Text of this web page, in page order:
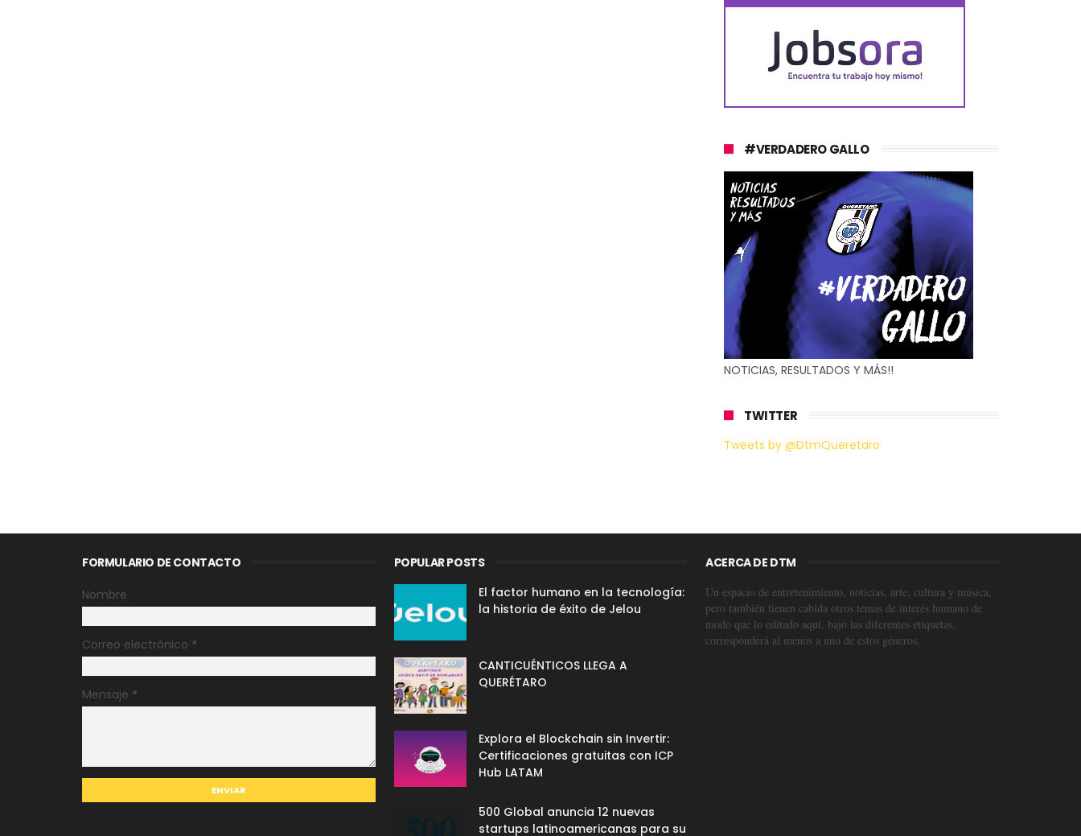
#VERDADERO GALLO
NOTICIAS, RESULTADOS Y MÁS!!
TWITTER
Tweets by @DtmQueretaro
FORMULARIO DE CONTACTO
Nombre
Correo electrónico *
Mensaje *
POPULAR POSTS
El factor humano en la tecnología:
la historia de éxito de Jelou
CANTICUÉNTICOS LLEGA A
QUERÉTARO
Explora el Blockchain sin Invertir:
Certificaciones gratuitas con ICP
Hub LATAM
500 Global anuncia 12 nuevas
startups latinoamericanas para su
ACERCA DE DTM
Un espacio de entretenimiento, noticias, arte, cultura y música,
pero también tienen cabida otros temas de interés humano de
modo que lo editado aquí, bajo las diferentes etiquetas,
corresponderá al menos a uno de estos géneros.